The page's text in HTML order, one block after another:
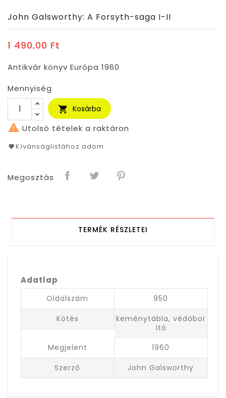
John Galsworthy: A Forsyth-saga I-II
1 490,00 Ft
Antikvár könyv Európa 1960
Mennyiség
 Kosárba
 Utolsó tételek a raktáron
Kívánságlistához adom
Megosztás
TERMÉK RÉSZLETEI
Adatlap
Oldalszám
950
Kötés
keménytábla, védőbor
ító
Megjelent
1960
Szerző
John Galsworthy